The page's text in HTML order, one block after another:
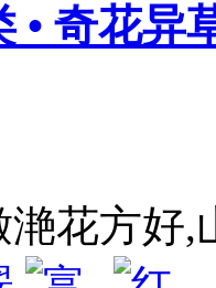
• 奇花异
滟花方好,